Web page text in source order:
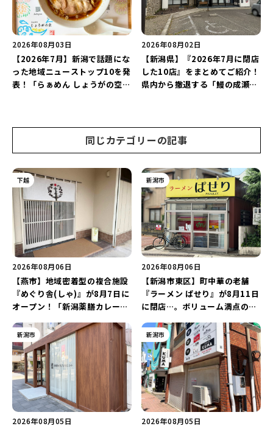
2026年08月03日
【2026年7月】新潟で話題にな
った地域ニューストップ10を発
表！「らぁめん しょうがの空」
2026年08月02日
【新潟県】『2026年7月に閉店
した10店』をまとめてご紹介！
県内から撤退する「鰻の成瀬」
同じカテゴリーの記事
下越
2026年08月06日
【燕市】地域密着型の複合施設
『めぐり舎(しゃ)』が8月7日に
オープン！「新潟薬膳カレー
メニューや漆喰アートを楽しも
う♪
新潟市
2026年08月06日
【新潟市東区】町中華の老舗
『ラーメン ぱせり』が8月11日
に閉店…。ボリューム満点の名
新潟市
2026年08月05日
新潟市
2026年08月05日